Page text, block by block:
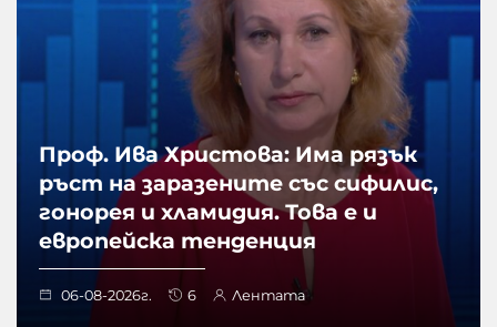
Проф. Ива Христова: Има рязък
ръст на заразените със сифилис,
гонорея и хламидия. Това е и
европейска тенденция
06-08-2026г. 6 Лентата